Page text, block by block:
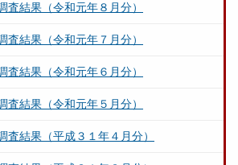
査結果（令和元年８月分）
査結果（令和元年７月分）
査結果（令和元年６月分）
査結果（令和元年５月分）
査結果（平成３１年４月分）